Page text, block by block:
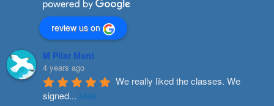
review us on
M Pilar Marti
4 years ago
We really liked the classes. We
signed... Més